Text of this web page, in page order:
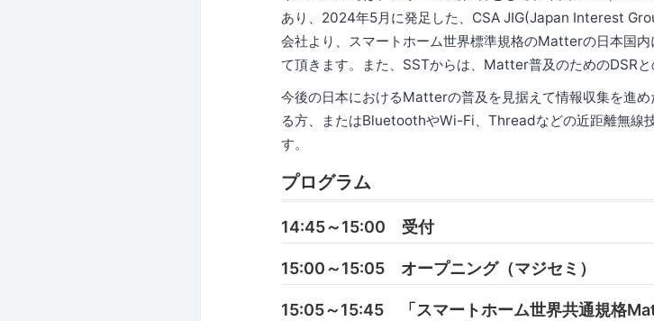
あり、2024年5月に発足した、CSA JIG(Japan Interest
会社より、スマートホーム世界標準規格のMatterの日本国
て頂きます。また、SSTからは、Matter普及のためのDSRと
今後の日本におけるMatterの普及を見据えて情報収集を進
る方、またはBluetoothやWi-Fi、Threadなどの近距離無線
す。
プログラム
14:45～15:00 受付
15:00～15:05 オープニング（マジセミ）
15:05～15:45 「スマートホーム世界共通規格